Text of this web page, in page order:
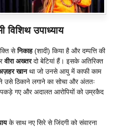
विशिथ उपाध्याय
सेनिकाह(शादी) किया है और दम्पत्ति की
वीरा अख्तरदो बेटियां हैं। इसके अतिरिक्त
खानथा जो उनसे आयु में काफी काम
उसे ठिकाने लगाने का सोचा और अंततः
पकड़े गए और अदालत आरोपियों को उम्रकैद
के साथ नए सिरे से जिंदगी को संवारना